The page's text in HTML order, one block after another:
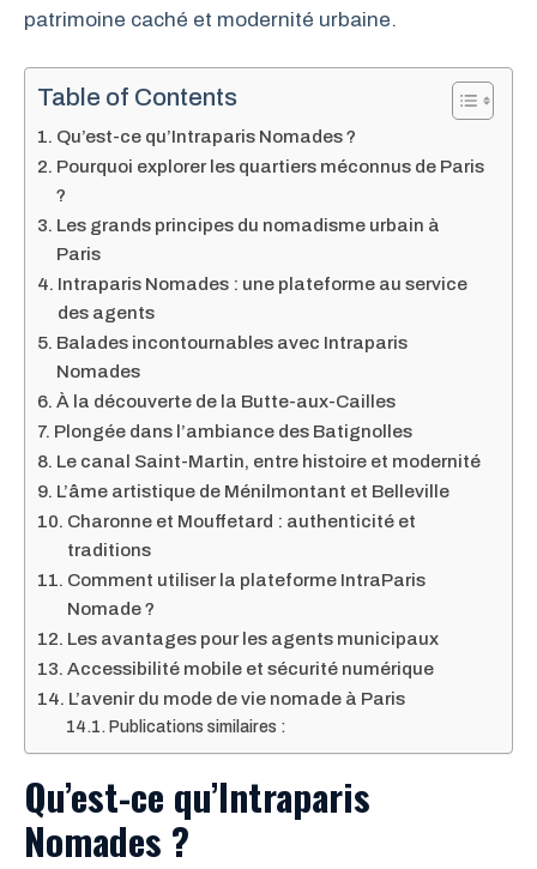
patrimoine caché et modernité urbaine.
Table of Contents
Qu’est-ce qu’Intraparis Nomades ?
Pourquoi explorer les quartiers méconnus de Paris
?
Les grands principes du nomadisme urbain à
Paris
Intraparis Nomades : une plateforme au service
des agents
Balades incontournables avec Intraparis
Nomades
À la découverte de la Butte-aux-Cailles
Plongée dans l’ambiance des Batignolles
Le canal Saint-Martin, entre histoire et modernité
L’âme artistique de Ménilmontant et Belleville
Charonne et Mouffetard : authenticité et
traditions
Comment utiliser la plateforme IntraParis
Nomade ?
Les avantages pour les agents municipaux
Accessibilité mobile et sécurité numérique
L’avenir du mode de vie nomade à Paris
Publications similaires :
Qu’est-ce qu’Intraparis
Nomades ?